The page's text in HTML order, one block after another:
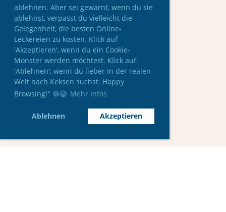
ablehnen. Aber sei gewarnt, wenn du sie
ablehnst, verpasst du vielleicht die
Gelegenheit, die besten Online-
Leckereien zu kosten. Klick auf
'Akzeptieren', wenn du ein Cookie-
Monster werden möchtest. Klick auf
'Ablehnen', wenn du lieber in der realen
Welt nach Keksen suchst. Happy
Browsing!" 🍪😄 Mehr Infos
Ablehnen Akzeptieren